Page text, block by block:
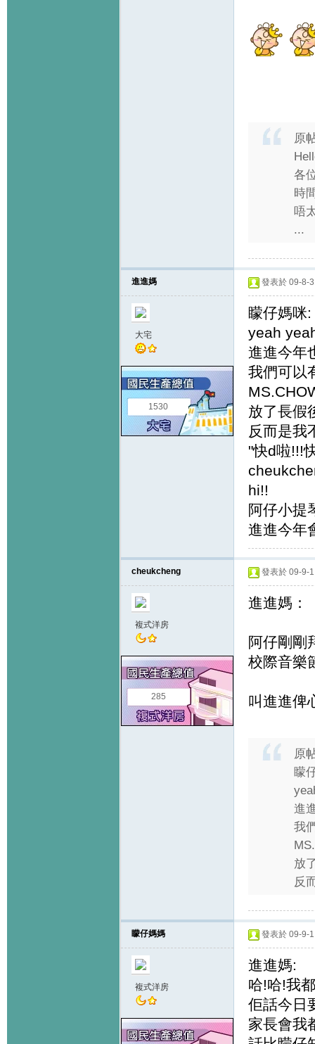
原
各
時
唔
...
進進媽
大宅
1530
發表於 09-8-
矇仔媽咪:
yeah
進進今年
我們可以
放了長假
反而是我
"快d啦!!!
hi!!
阿仔小提
進進今年
cheukcheng
複式洋房
285
發表於 09-9-
進進媽：
阿仔剛剛
校際音樂
叫進進俾
原
矇
進
我
放
反
矇仔媽媽
複式洋房
發表於 09-9-
進進媽:
哈!哈!我
佢話今日
家長會我